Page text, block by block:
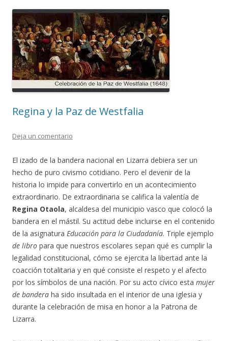
Regina y la Paz de Westfalia
Deja un comentario
El izado de la bandera nacional en Lizarra debiera ser un
hecho de puro civismo cotidiano. Pero el devenir de la
historia lo impide para convertirlo en un acontecimiento
extraordinario. De extraordinaria se califica la valentía de
Regina Otaola, alcaldesa del municipio vasco que colocó la
bandera en el mástil. Su actitud debe incluirse en el contenido
de la asignatura Educación para la Ciudadanía. Triple ejemplo
de libro para que nuestros escolares sepan qué es cumplir la
legalidad constitucional, cómo se ejercita la libertad ante la
coacción totalitaria y en qué consiste el respeto y el afecto
por los símbolos de una nación. Por su acto cívico esta mujer
de bandera ha sido insultada en el interior de una iglesia y
durante la celebración de misa en honor a la Patrona de
Lizarra.